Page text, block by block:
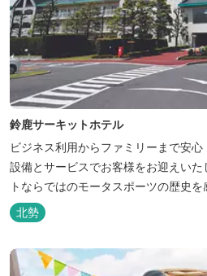
鈴鹿サーキットホテル
ビジネス利用からファミリーまで安
設備とサービスでお客様をお迎えい
トならではのモータスポーツの歴史
はじめ、ファミリーにおすすめのキッ
りの詰まった「サーキット キッズル
ム」など様々なコンセプトルームを
さま連れでも安心し...
北勢